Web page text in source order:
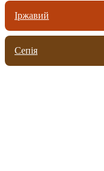
Іржавий
Сепія